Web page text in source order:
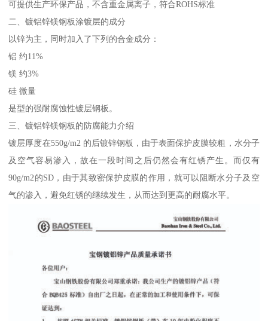
可提供生产环保产品，不含重金属离子，符合ROHS标准
二、镀铝锌镁钢板涂镀层的成分
以锌为主，同时加入了下列的合金成分：
铝 约11%
镁 约3%
硅 微量
是型的强耐腐蚀性镀层钢板。
三、镀铝锌镁钢板的防腐能力介绍
镀层厚度在550g/m2 的后镀锌钢板，由于表面保护皮膜较粗，水分子
及空气容易渗入，故在一段时间之后仍然会有红锈产生。而仅有
90g/m2的SD，由于其致密保护皮膜的作用，就可以阻断水分子及空
气的渗入，避免红锈的继续发生，从而达到更高的耐腐水平。